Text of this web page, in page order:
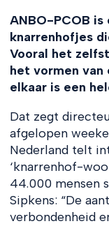
ANBO-PCOB
knarrenhofjes
Vooral het
het vormen van
elkaar is een
Dat zegt
afgelopen
Nederland telt
‘knarrenhof-
44.000 mensen
Sipkens: “De
verbondenheid